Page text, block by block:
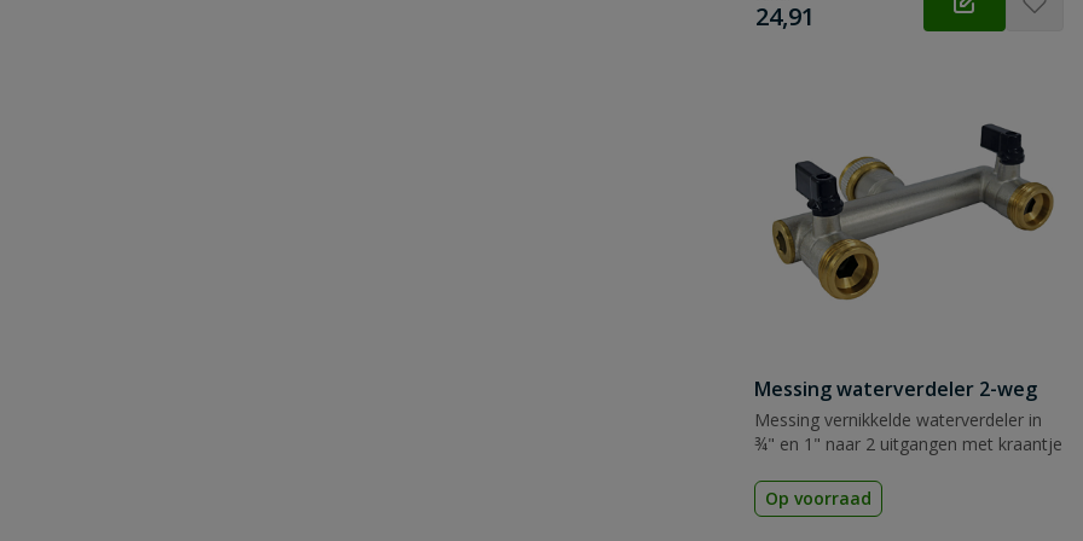
€
24,91
Messing waterverdeler 2-weg
Messing vernikkelde waterverdeler in
¾" en 1" naar 2 uitgangen met kraantje
Op voorraad